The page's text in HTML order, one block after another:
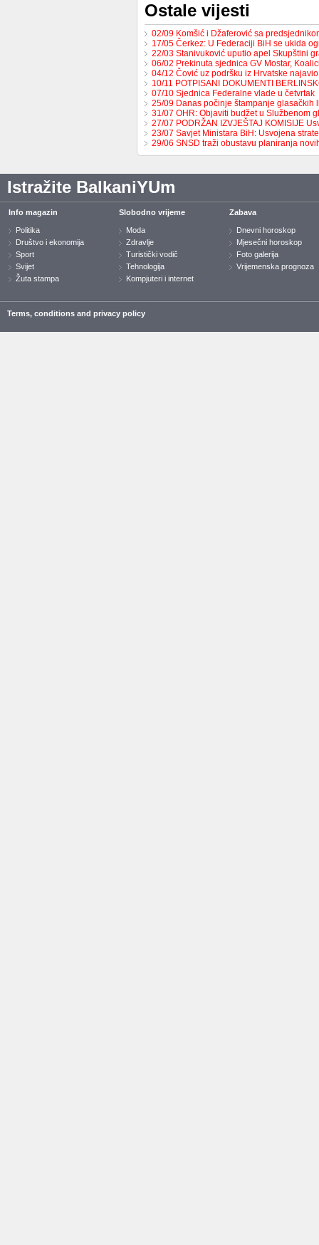
Ostale vijesti
02/09 Komšić i Džaferović sa
17/05 Čerkez: U Federaciji BiH se ukida
22/03 Stanivuković uputio apel Skupštini
06/02 Prekinuta sjednica GV Mostar,
04/12 Čović uz podršku iz Hrvatske
10/11 POTPISANI DOKUMENTI
07/10 Sjednica Federalne vlade u četvrtak
25/09 Danas počinje štampanje glasačkih
31/07 OHR: Objaviti budžet u Službenom
27/07 PODRŽAN IZVJEŠTAJ KOMISIJE
23/07 Savjet Ministara BiH: Usvojena
29/06 SNSD traži obustavu planiranja
Istražite BalkaniYUm
Info magazin
Politika
Društvo i ekonomija
Sport
Svijet
Žuta stampa
Slobodno vrijeme
Moda
Zdravlje
Turistički vodič
Tehnologija
Kompjuteri i internet
Zabava
Dnevni horoskop
Mjesečni horoskop
Foto galerija
Vrijemenska prognoza
Terms, conditions and privacy policy